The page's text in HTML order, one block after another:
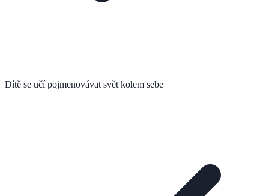
Dítě se učí pojmenovávat svět kolem sebe